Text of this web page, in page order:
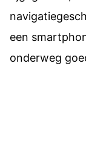
een
onderweg